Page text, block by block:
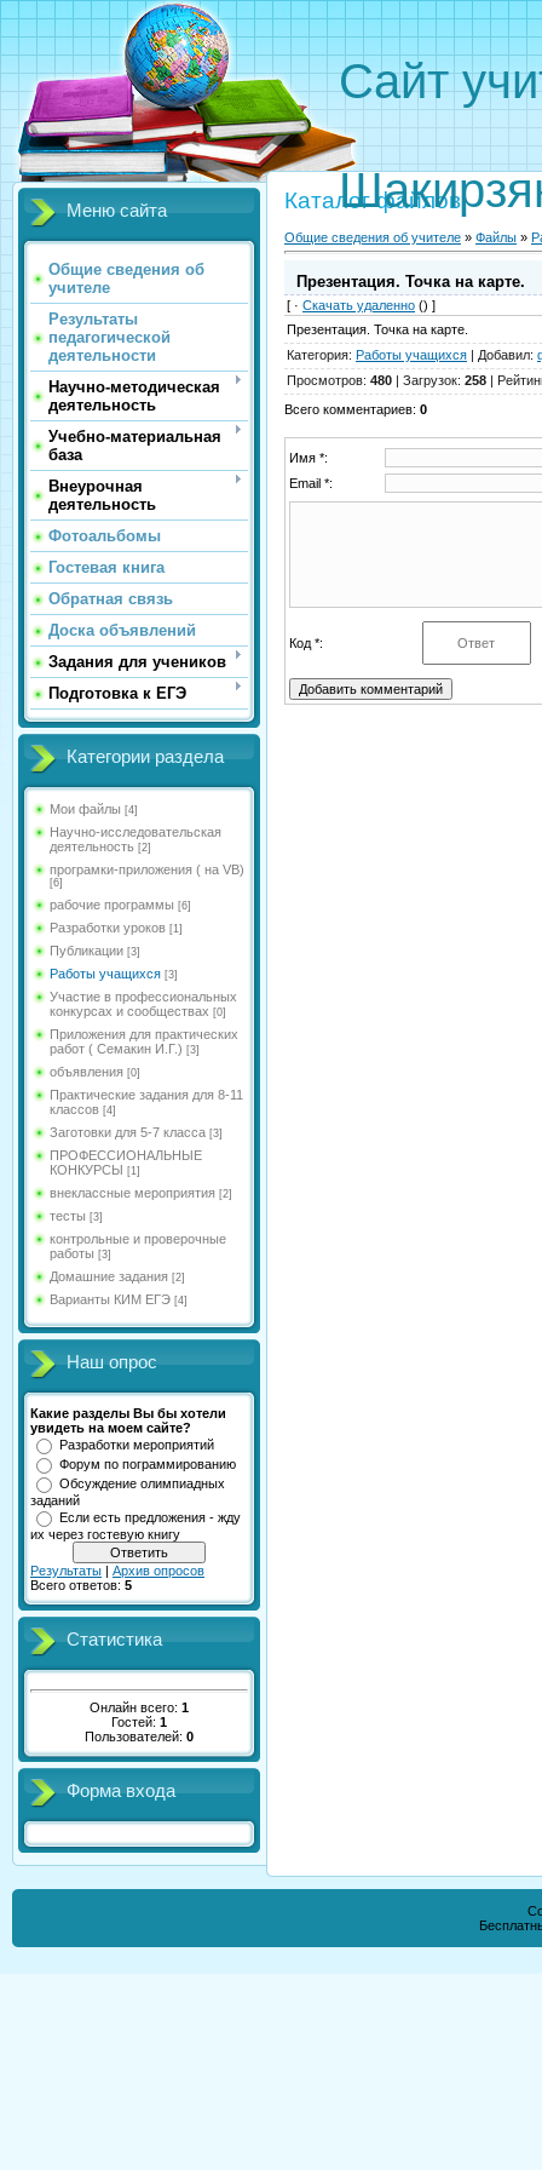
Сайт
Меню сайта
Общие сведения об
учителе
Результаты
педагогической
деятельности
Научно-методическая
деятельность
Учебно-материальная
база
Внеурочная
деятельность
Фотоальбомы
Гостевая книга
Обратная связь
Доска объявлений
Задания для учеников
Подготовка к ЕГЭ
Категории раздела
Мои файлы [4]
Научно-исследовательская
деятельность [2]
програмки-приложения ( на VB)
[6]
рабочие программы [6]
Разработки уроков [1]
Публикации [3]
Работы учащихся [3]
Участие в профессиональных
конкурсах и сообществах [0]
Приложения для практических
работ ( Семакин И.Г.) [3]
объявления [0]
Практические задания для 8-11
классов [4]
Заготовки для 5-7 класса [3]
ПРОФЕССИОНАЛЬНЫЕ
КОНКУРСЫ [1]
внеклассные мероприятия [2]
тесты [3]
контрольные и проверочные
работы [3]
Домашние задания [2]
Варианты КИМ ЕГЭ [4]
Наш опрос
Какие разделы Вы бы хотели
увидеть на моем сайте?
Разработки мероприятий
Форум по пограммированию
Обсуждение олимпиадных
заданий
Если есть предложения - жду
их через гостевую книгу
Результаты | Архив опросов
Всего ответов: 5
Статистика
Онлайн всего: 1
Гостей: 1
Пользователей: 0
Форма входа
Каталог файлов
Общие сведения об учителе » Файлы »
Презентация. Точка на карте.
[ · Скачать удаленно () ]
Презентация. Точка на карте.
Категория: Работы учащихся | Добавил:
Просмотров: 480 | Загрузок: 258 |
Всего комментариев: 0
Имя *:
Email *:
Код *: